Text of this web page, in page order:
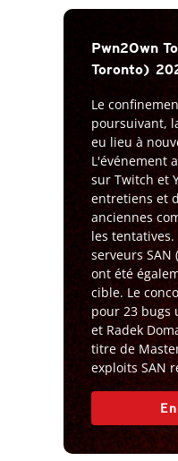
Pwn2Own
Toronto)
Le
poursuivant,
eu lieu à
L'événement
sur Twitch et
entretiens et
anciennes
les tentatives.
serveurs SAN
ont été
cible. Le
pour 23 bugs
et Radek
titre de
exploits SAN